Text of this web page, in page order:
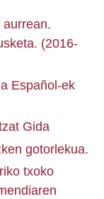
(2016-
Español-ek
Gida
gotorlekua.
txoko